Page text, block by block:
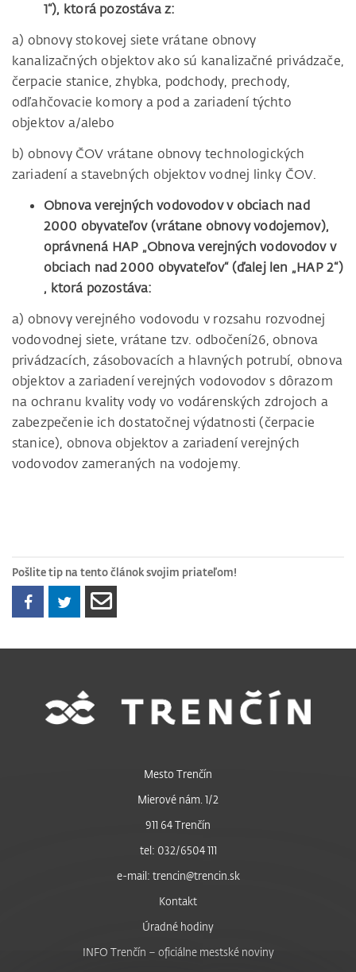
1“), ktorá pozostáva z:
a) obnovy stokovej siete vrátane obnovy
kanalizačných objektov ako sú kanalizačné privádzače,
čerpacie stanice, zhybka, podchody, prechody,
odľahčovacie komory a pod a zariadení týchto
objektov a/alebo
b) obnovy ČOV vrátane obnovy technologických
zariadení a stavebných objektov vodnej linky ČOV.
Obnova verejných vodovodov v obciach nad
2000 obyvateľov (vrátane obnovy vodojemov),
oprávnená HAP „Obnova verejných vodovodov v
obciach nad 2000 obyvateľov“ (ďalej len „HAP 2“)
, ktorá pozostáva:
a) obnovy verejného vodovodu v rozsahu rozvodnej
vodovodnej siete, vrátane tzv. odbočení26, obnova
privádzacích, zásobovacích a hlavných potrubí, obnova
objektov a zariadení verejných vodovodov s dôrazom
na ochranu kvality vody vo vodárenských zdrojoch a
zabezpečenie ich dostatočnej výdatnosti (čerpacie
stanice), obnova objektov a zariadení verejných
vodovodov zameraných na vodojemy.
Pošlite tip na tento článok svojim priateľom!
Mesto Trenčín
Mierové nám. 1/2
911 64 Trenčín
tel: 032/6504 111
e-mail: trencin@trencin.sk
Kontakt
Úradné hodiny
INFO Trenčín – oficiálne mestské noviny